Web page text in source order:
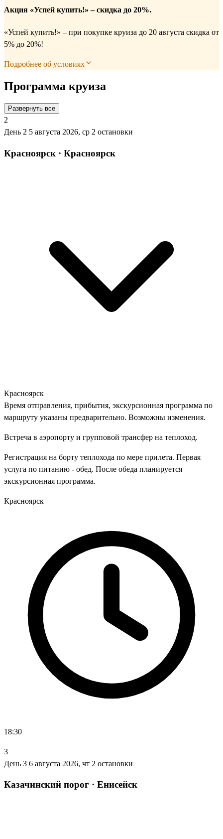
Акция «Успей купить!» – скидка до 20%.
«Успей купить!» – при покупке круиза до 20 августа скидка от
5% до 20%!
Подробнее об условиях
Программа круиза
Развернуть все
2
День 2 5 августа 2026, ср 2 остановки
Красноярск · Красноярск
Красноярск
Время отправления, прибытия, экскурсионная программа по
маршруту указаны предварительно. Возможны изменения.
Встреча в аэропорту и групповой трансфер на теплоход.
Регистрация на борту теплохода по мере прилета. Первая
услуга по питанию - обед. После обеда планируется
экскурсионная программа.
Красноярск
18:30
3
День 3 6 августа 2026, чт 2 остановки
Казачинский порог · Енисейск